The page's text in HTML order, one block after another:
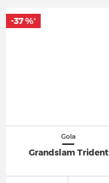
Gola
Grandslam Trident
-37 %*